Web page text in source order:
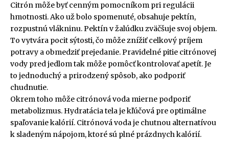
Citrón môže byť cenným pomocníkom pri regulácii
hmotnosti. Ako už bolo spomenuté, obsahuje pektín,
rozpustnú vlákninu. Pektín v žalúdku zväčšuje svoj objem.
To vytvára pocit sýtosti, čo môže znížiť celkový príjem
potravy a obmedziť prejedanie. Pravidelné pitie citrónovej
vody pred jedlom tak môže pomôcť kontrolovať apetít. Je
to jednoduchý a prirodzený spôsob, ako podporiť
chudnutie.
Okrem toho môže citrónová voda mierne podporiť
metabolizmus. Hydratácia tela je kľúčová pre optimálne
spaľovanie kalórií. Citrónová voda je chutnou alternatívou
k sladeným nápojom, ktoré sú plné prázdnych kalórií.